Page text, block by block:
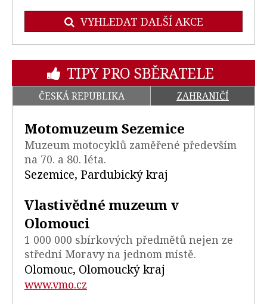
VYHLEDAT DALŠÍ AKCE
TIPY PRO SBĚRATELE
ČESKÁ REPUBLIKA ZAHRANIČÍ
Motomuzeum Sezemice
Muzeum motocyklů zaměřené především
na 70. a 80. léta.
Sezemice, Pardubický kraj
Vlastivědné muzeum v
Olomouci
1 000 000 sbírkových předmětů nejen ze
střední Moravy na jednom místě.
Olomouc, Olomoucký kraj
www.vmo.cz